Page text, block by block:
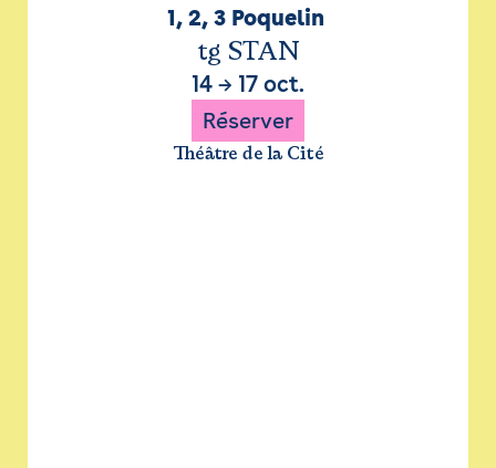
1, 2, 3 Poquelin
tg STAN
14 → 17 oct.
Réserver
Théâtre de la Cité